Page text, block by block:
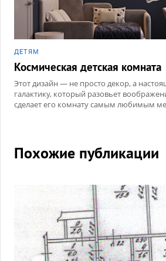
ДЕТЯМ
Космическая детская комната
Этот дизайн — не просто декор, а
галактику, который разовьет
сделает его комнату самым любимым
Похожие публикации